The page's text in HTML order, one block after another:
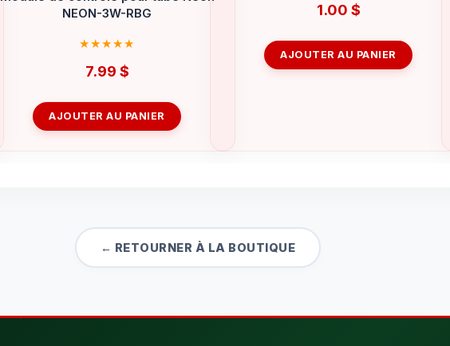
NEON-3W-RBG
7.99 $
AJOUTER AU PANIER
1.00 $
AJOUTER AU PANIER
← RETOURNER À LA BOUTIQUE